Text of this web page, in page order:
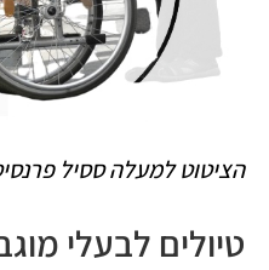
הציטוט למעלה ססיל
טיולים לבעלי